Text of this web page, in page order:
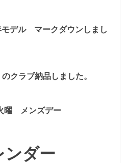
デル マークダウンしまし
クラブ納品しました。
曜 メンズデー
ンダー